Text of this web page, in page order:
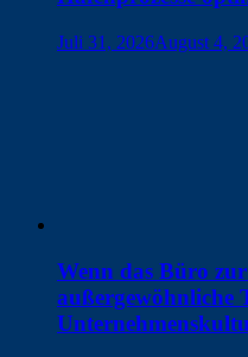
Juli 31, 2026August 4,
Wenn das Büro
außergewöhnliche